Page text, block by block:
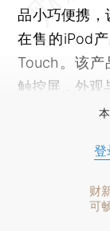
品小巧便携
在售的iPod
Touch。该产
触控屏，外观
登
财
可